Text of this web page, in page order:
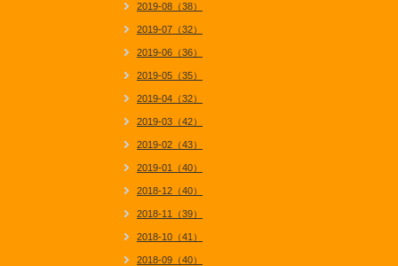
2019-08（38）
2019-07（32）
2019-06（36）
2019-05（35）
2019-04（32）
2019-03（42）
2019-02（43）
2019-01（40）
2018-12（40）
2018-11（39）
2018-10（41）
2018-09（40）